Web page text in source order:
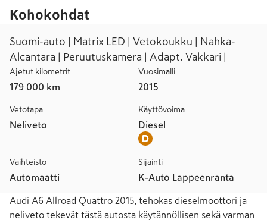
Kohokohdat
Suomi-auto | Matrix LED | Vetokoukku | Nahka-
Alcantara | Peruutuskamera | Adapt. Vakkari |
Ajetut kilometrit
179 000 km
Vuosimalli
2015
Vetotapa
Neliveto
Käyttövoima
Diesel
Vaihteisto
Automaatti
Sijainti
K-Auto Lappeenranta
Audi A6 Allroad Quattro 2015, tehokas dieselmoottori ja
neliveto tekevät tästä autosta käytännöllisen sekä varman